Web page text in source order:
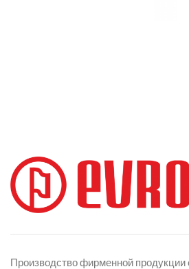
Производство фирменной продукции